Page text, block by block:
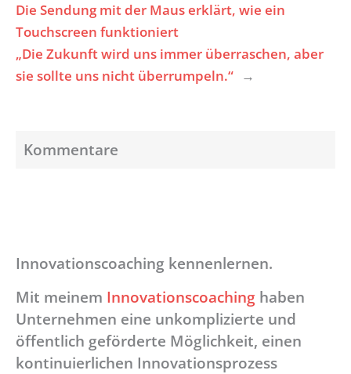
Die Sendung mit der Maus erklärt, wie ein
Touchscreen funktioniert
„Die Zukunft wird uns immer überraschen, aber
sie sollte uns nicht überrumpeln.“ →
Kommentare
Innovationscoaching kennenlernen.
Mit meinem Innovationscoaching haben
Unternehmen eine unkomplizierte und
öffentlich geförderte Möglichkeit, einen
kontinuierlichen Innovationsprozess